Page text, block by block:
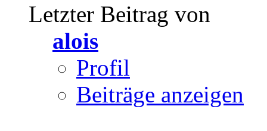
Letzter Beitrag von
alois
Profil
Beiträge anzeigen